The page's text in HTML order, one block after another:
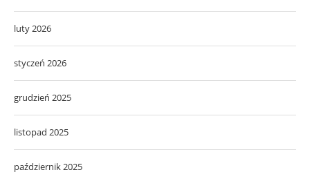
luty 2026
styczeń 2026
grudzień 2025
listopad 2025
październik 2025